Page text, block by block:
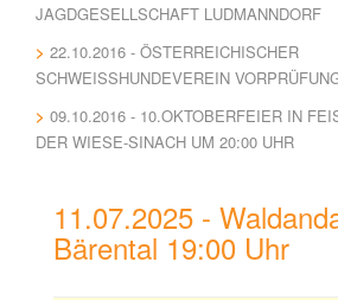
JAGDGESELLSCHAFT LUDMANNDORF
22.10.2016 - ÖSTERREICHISCHER
SCHWEISSHUNDEVEREIN
09.10.2016 - 10.OKTOBERFEIER IN
DER WIESE-SINACH UM 20:00 UHR
11.07.2025 -
Bärental 19:00 Uhr